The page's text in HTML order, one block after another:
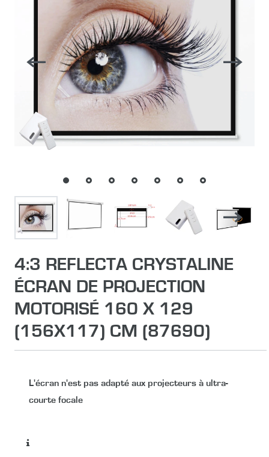
4:3 REFLECTA CRYSTALINE
ÉCRAN DE PROJECTION
MOTORISÉ 160 X 129
(156X117) CM (87690)
L'écran n'est pas adapté aux projecteurs à ultra-
courte focale